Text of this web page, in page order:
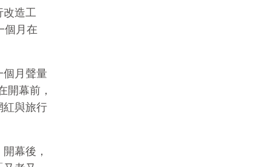
造工
個月在
月聲量
開幕前，
與旅行
幕後，